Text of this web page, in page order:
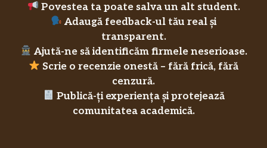
Povestea ta poate salva un alt student.
Adaugă feedback-ul tău real și
transparent.
Ajută-ne să identificăm firmele neserioase.
Scrie o recenzie onestă – fără frică, fără
cenzură.
Publică-ți experiența și protejează
comunitatea academică.